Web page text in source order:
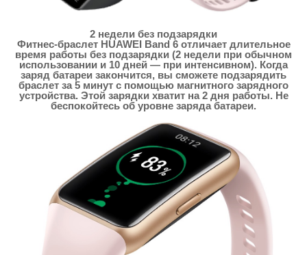
2 недели без подзарядки
Фитнес-браслет HUAWEI Band 6 отличает длительное
время работы без подзарядки (2 недели при обычном
использовании и 10 дней — при интенсивном). Когда
заряд батареи закончится, вы сможете подзарядить
браслет за 5 минут с помощью магнитного зарядного
устройства. Этой зарядки хватит на 2 дня работы. Не
беспокойтесь об уровне заряда батареи.